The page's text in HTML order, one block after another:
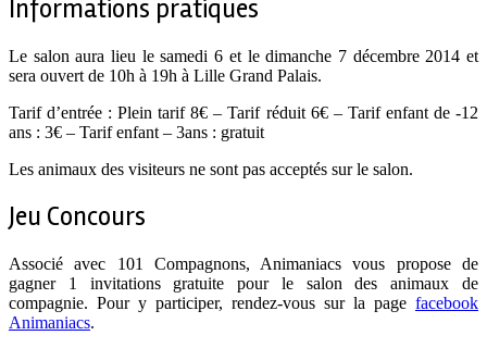
Informations pratiques
Le salon aura lieu le samedi 6 et le dimanche 7 décembre 2014 et
sera ouvert de 10h à 19h à Lille Grand Palais.
Tarif d’entrée : Plein tarif 8€ – Tarif réduit 6€ – Tarif enfant de -12
ans : 3€ – Tarif enfant – 3ans : gratuit
Les animaux des visiteurs ne sont pas acceptés sur le salon.
Jeu Concours
Associé avec 101 Compagnons, Animaniacs vous propose de
gagner 1 invitations gratuite pour le salon des animaux de
compagnie. Pour y participer, rendez-vous sur la page facebook
Animaniacs.